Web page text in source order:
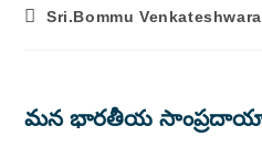
Sri.Bommu
మన భారతీయ